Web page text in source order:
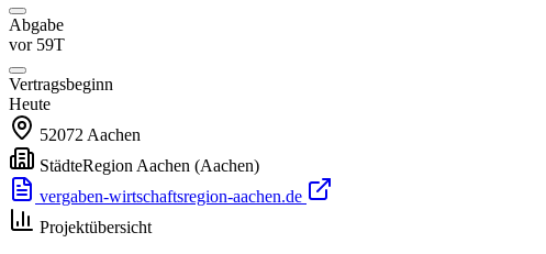
Abgabe
vor 59T
Vertragsbeginn
Heute
52072 Aachen
StädteRegion Aachen (Aachen)
vergaben-wirtschaftsregion-aachen.de
Projektübersicht